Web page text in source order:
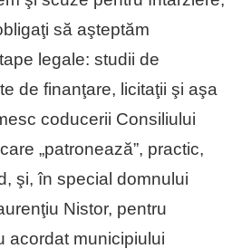
să aşteptăm
legale: studii de
de finanţare, licitaţii şi aşa
coducerii Consiliului
„patronează”, practic,
şi, în special domnului
Nistor, pentru
acordat municipiului